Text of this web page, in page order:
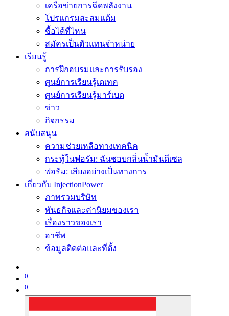
เครือข่ายการฉีดพลังงาน
โปรแกรมสะสมแต้ม
ซื้อได้ที่ไหน
สมัครเป็นตัวแทนจำหน่าย
เรียนรู้
การฝึกอบรมและการรับรอง
ศูนย์การเรียนรู้เดเทค
ศูนย์การเรียนรู้มาร์เบด
ข่าว
กิจกรรม
สนับสนุน
ความช่วยเหลือทางเทคนิค
กระทู้ในฟอรัม: ฉันชอบกลิ่นน้ำมันดีเซล
ฟอรัม: เสียงอย่างเป็นทางการ
เกี่ยวกับ InjectionPower
ภาพรวมบริษัท
พันธกิจและค่านิยมของเรา
เรื่องราวของเรา
อาชีพ
ข้อมูลติดต่อและที่ตั้ง
0
0